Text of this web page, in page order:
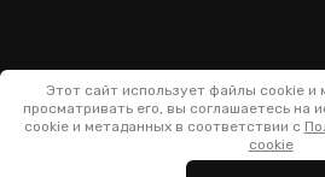
Этот сайт использует файлы cookie
просматривать его, вы соглашаетесь на
cookie и метаданных в соответствии с
cookie